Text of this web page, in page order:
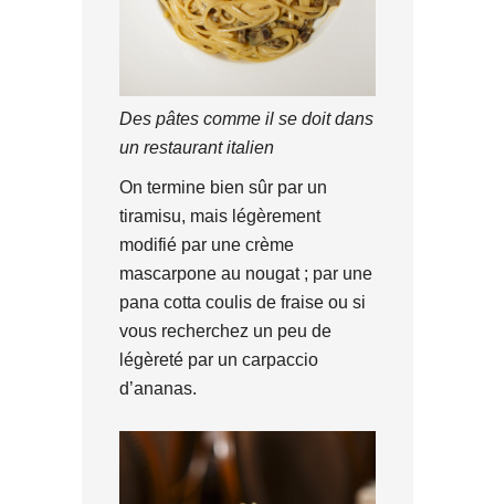
Des pâtes comme il se doit dans
un restaurant italien
On termine bien sûr par un
tiramisu, mais légèrement
modifié par une crème
mascarpone au nougat ; par une
pana cotta coulis de fraise ou si
vous recherchez un peu de
légèreté par un carpaccio
d’ananas.